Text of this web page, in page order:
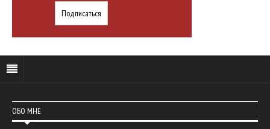
ОБО МНЕ